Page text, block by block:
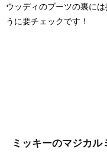
ウッディのブーツの裏に
うに要チェックです！
ミッキーのマジカ